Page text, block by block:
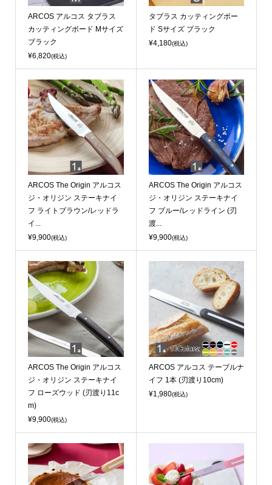
ARCOS アルコス タブラス
カッティングボード Mサイズ
ブラック
¥6,820(税込)
タブラス カッティングボー
ド Sサイズ ブラック
¥4,180(税込)
ARCOS The Origin アルコス
ジ・オリジン ステーキナイ
フ ライトブラウン/レッドラ
イ...
¥9,900(税込)
ARCOS The Origin アルコス
ジ・オリジン ステーキナイ
フ ブルー/レッドライン (刃
渡...
¥9,900(税込)
ARCOS The Origin アルコス
ジ・オリジン ステーキナイ
フ ローズウッド (刃渡り11c
m)
¥9,900(税込)
ARCOS アルコス テーブルナ
イフ 1本 (刃渡り10cm)
¥1,980(税込)